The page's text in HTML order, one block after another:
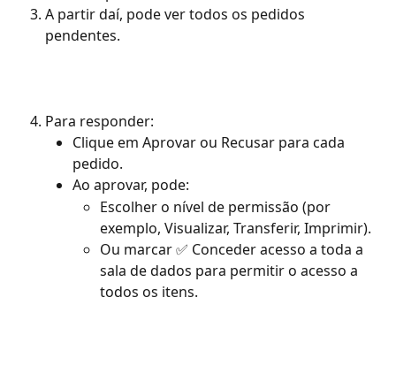
A partir daí, pode ver todos os pedidos
pendentes.
Para responder:
Clique em Aprovar ou Recusar para cada
pedido.
Ao aprovar, pode:
Escolher o nível de permissão (por
exemplo, Visualizar, Transferir, Imprimir).
Ou marcar ✅ Conceder acesso a toda a
sala de dados para permitir o acesso a
todos os itens.